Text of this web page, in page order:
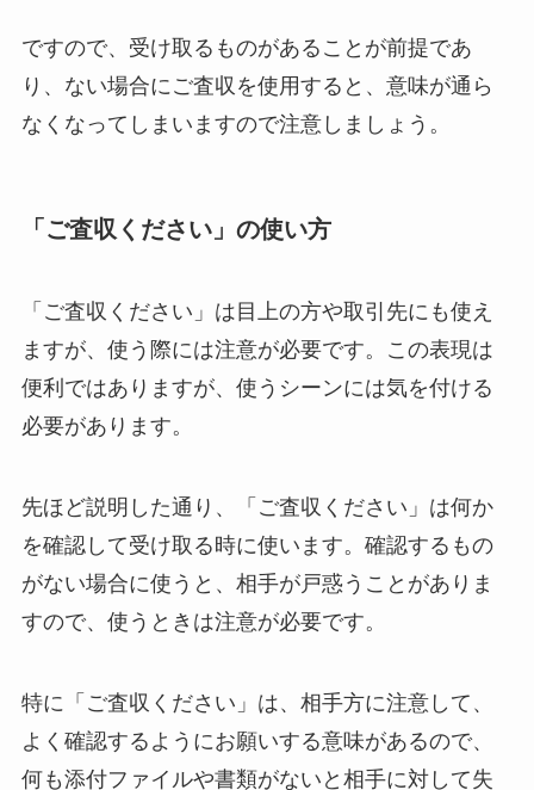
ですので、受け取るものがあることが前提であ
り、ない場合にご査収を使用すると、意味が通ら
なくなってしまいますので注意しましょう。
「ご査収ください」の使い方
「ご査収ください」は目上の方や取引先にも使え
ますが、使う際には注意が必要です。この表現は
便利ではありますが、使うシーンには気を付ける
必要があります。
先ほど説明した通り、「ご査収ください」は何か
を確認して受け取る時に使います。確認するもの
がない場合に使うと、相手が戸惑うことがありま
すので、使うときは注意が必要です。
特に「ご査収ください」は、相手方に注意して、
よく確認するようにお願いする意味があるので、
何も添付ファイルや書類がないと相手に対して失